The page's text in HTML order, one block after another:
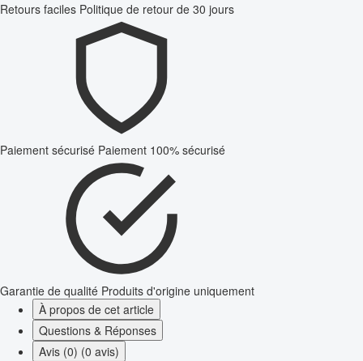
Retours faciles Politique de retour de 30 jours
Paiement sécurisé Paiement 100% sécurisé
Garantie de qualité Produits d'origine uniquement
À propos de cet article
Questions & Réponses
Avis (0) (0 avis)